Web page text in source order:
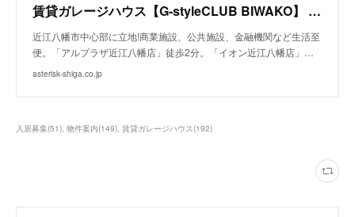
賃貸ガレージハウス【G-styleCLUB BIWAKO】 - 仮称）G-styleclub近江八幡・出町
近江八幡市中心部に立地!商業施設、公共施設、金融機関など生活至
便。「アルプラザ近江八幡店」徒歩2分。「イオン近江八幡店」…
asterisk-shiga.co.jp
入居募集(51) 物件案内(149) 賃貸ガレージハウス(192)